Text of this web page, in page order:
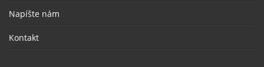
Napíšte nám
Kontakt